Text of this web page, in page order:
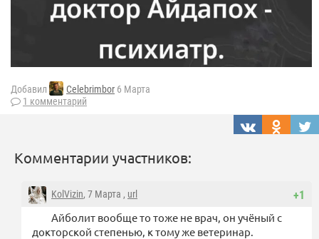
Добавил Celebrimbor 6 Марта
1 комментарий
Комментарии участников:
+1
KolVizin, 7 Марта , url
Айболит вообще то тоже не врач, он учёный с
докторской степенью, к тому же ветеринар.